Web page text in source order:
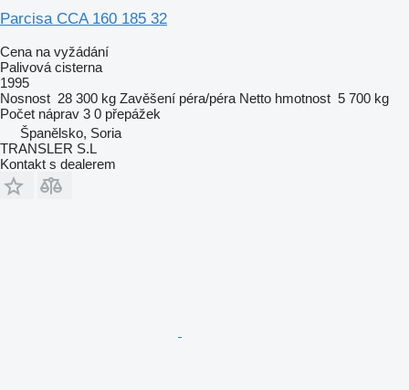
Parcisa CCA 160 185 32
Cena na vyžádání
Palivová cisterna
1995
Nosnost 28 300 kg Zavěšení péra/péra Netto hmotnost 5 700 kg
Počet náprav 3 0 přepážek
Španělsko, Soria
TRANSLER S.L
Kontakt s dealerem